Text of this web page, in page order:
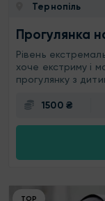
Тернопіль
Прогулянка
Рівень
хоче екстриму і
прогулянку з
1500 ₴
ТОР